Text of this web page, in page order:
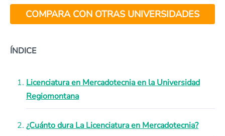
COMPARA CON OTRAS UNIVERSIDADES
ÍNDICE
Licenciatura en Mercadotecnia en la Universidad
Regiomontana
¿Cuánto dura La Licenciatura en Mercadotecnia?